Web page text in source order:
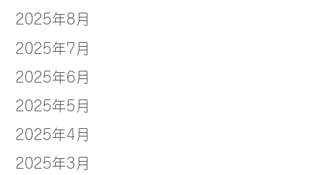
2025年8月
2025年7月
2025年6月
2025年5月
2025年4月
2025年3月